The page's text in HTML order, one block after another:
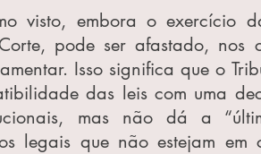
visto, embora o exercício
pode ser afastado, nos
Isso significa que o
das leis com uma
mas não dá a
legais que não estejam em